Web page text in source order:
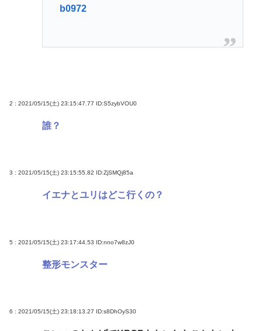
ったまさかの理由明かす
た。常識的に考えてフェラさせるわけないでしょ」
ださい。」
【悲報】海外転出した外国人への児童手当“過誤払
【急募】敵「きのこ派？たけのこ派？」←こいつを
少しだけイラつかせる回答
b0972
2 : 2021/05/15(土) 23:15:47.77 ID:S5zybVOU0
誰？
3 : 2021/05/15(土) 23:15:55.82 ID:ZjSMQj85a
イエナとユリはどこ行くの？
5 : 2021/05/15(土) 23:17:44.53 ID:nno7w8zJ0
整形モンスター
6 : 2021/05/15(土) 23:18:13.27 ID:s8DhOyS30